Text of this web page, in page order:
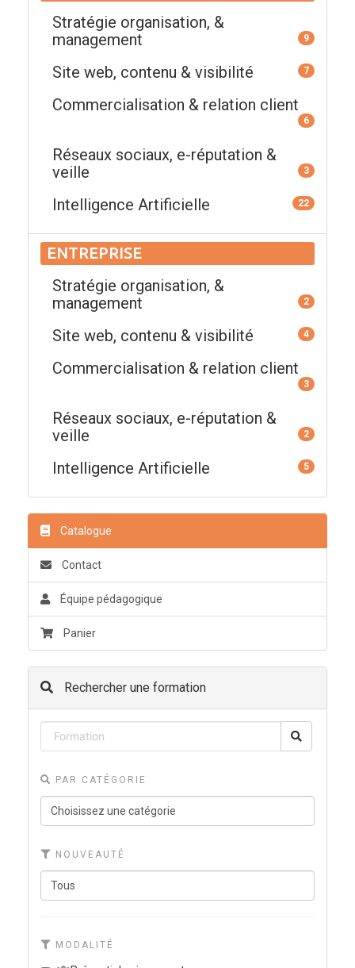
Stratégie organisation, &
management
9
Site web, contenu & visibilité 7
Commercialisation & relation client
6
Réseaux sociaux, e-réputation &
veille
3
Intelligence Artificielle 22
ENTREPRISE
Stratégie organisation, &
management
2
Site web, contenu & visibilité 4
Commercialisation & relation client
3
Réseaux sociaux, e-réputation &
veille
2
Intelligence Artificielle 5
Catalogue
Contact
Équipe pédagogique
Panier
Rechercher une formation
PAR CATÉGORIE
NOUVEAUTÉ
MODALITÉ